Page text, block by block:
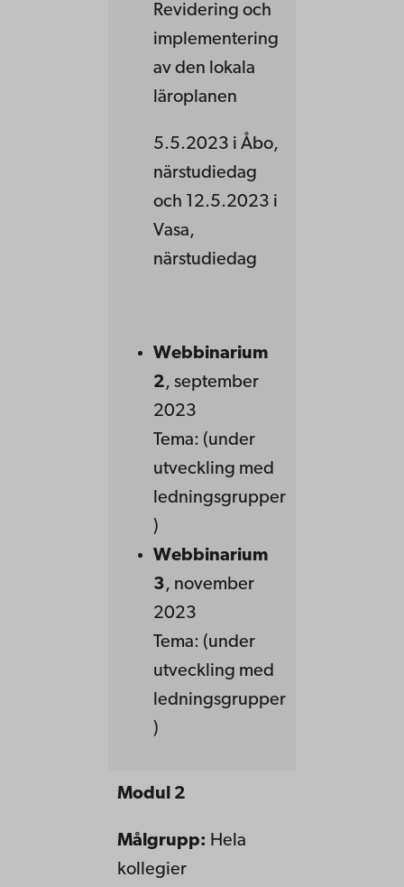
Revidering och
implementering
av den lokala
läroplanen
5.5.2023 i Åbo,
närstudiedag
och 12.5.2023 i
Vasa,
närstudiedag
Webbinarium
2, september
2023
Tema: (under
utveckling med
ledningsgrupper
)
Webbinarium
3, november
2023
Tema: (under
utveckling med
ledningsgrupper
)
Modul 2
Målgrupp: Hela
kollegier